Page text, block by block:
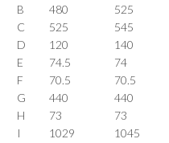
B
480 525
C
525 545
D
120 140
E
74.5 74
F
70.5 70.5
G
440 440
H
73 73
I
1029 1045